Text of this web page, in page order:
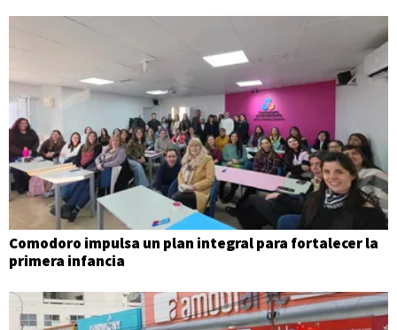
Comodoro impulsa un plan integral para fortalecer la
primera infancia